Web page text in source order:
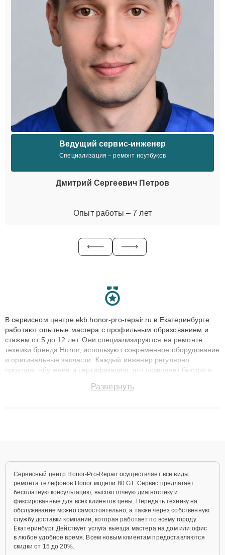
Ведущий сервис-инженер
Специализация – ремонт ноутбуков
Дмитрий Сергеевич Петров
Опыт работы – 7 лет
В сервисном центре ekb.honor-pro-repair.ru в Екатеринбурге
работают опытные мастера с профильным образованием и
стажем от 5 до 12 лет. Они специализируются на ремонте
техники бренда Honor, используют современное оборудование
и оригинальные запчасти. Каждый инженер регулярно
проходит обучение и сертификацию, что позволяет быстро и
сохранением гарантии до 3 лет. Наши мастера решают
Развернуть
Сервисный центр Honor-Pro-Repair осуществляет все виды
ремонта телефонов Honor модели 80 GT. Сервис предлагает
бесплатную консультацию, высокоточную диагностику и
фиксированные для всех клиентов цены. Передать технику на
обслуживание можно самостоятельно, а также через собственную
службу доставки компании, которая работает по всему городу
Екатеринбург. Действует услуга выезда мастера на дом или офис
в любое удобное время. Всем новым клиентам предоставляются
скидки от 15 до 20%.